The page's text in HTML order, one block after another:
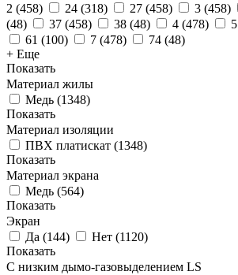
2 (458) 24 (318) 27 (458) 3 (458)
(48) 37 (458) 38 (48) 4 (478) 5
61 (100) 7 (478) 74 (48)
+ Еще
Показать
Материал жилы
Медь (1348)
Показать
Материал изоляции
ПВХ платискат (1348)
Показать
Материал экрана
Медь (564)
Показать
Экран
Да (144) Нет (1120)
Показать
С низким дымо-газовыделением LS